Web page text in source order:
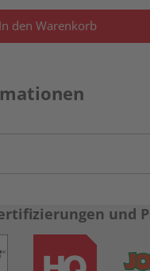
In den Warenkorb
und